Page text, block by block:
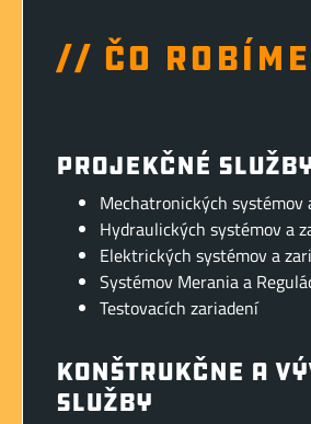
// ČO ROBÍME
Projekčné
Mechatronických systémov
Hydraulických systémov a
Elektrických systémov a
Systémov Merania a
Testovacích zariadení
Konštrukčne a
služby